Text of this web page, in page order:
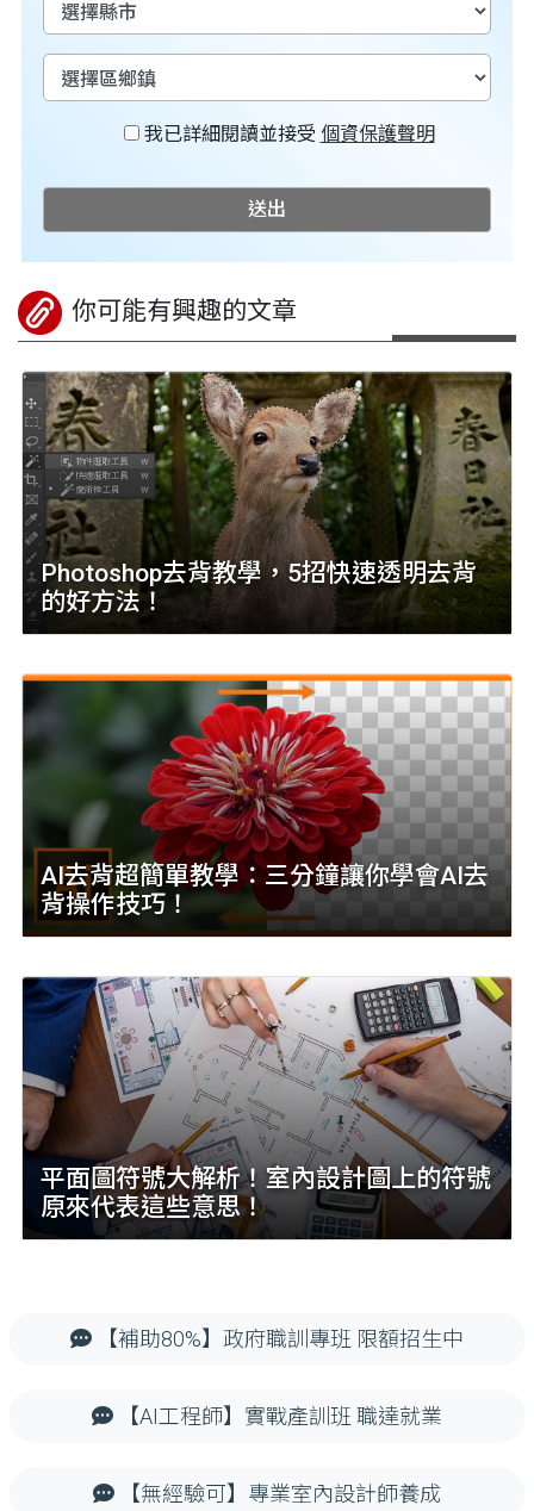
我已詳細閱讀並接受 個資保護聲明
送出
你可能有興趣的文章
Photoshop去背教學，5招快速透明去背
的好方法！
AI去背超簡單教學：三分鐘讓你學會AI去
背操作技巧！
平面圖符號大解析！室內設計圖上的符號
原來代表這些意思！
【補助80%】政府職訓專班 限額招生中
【AI工程師】實戰產訓班 職達就業
【無經驗可】專業室內設計師養成